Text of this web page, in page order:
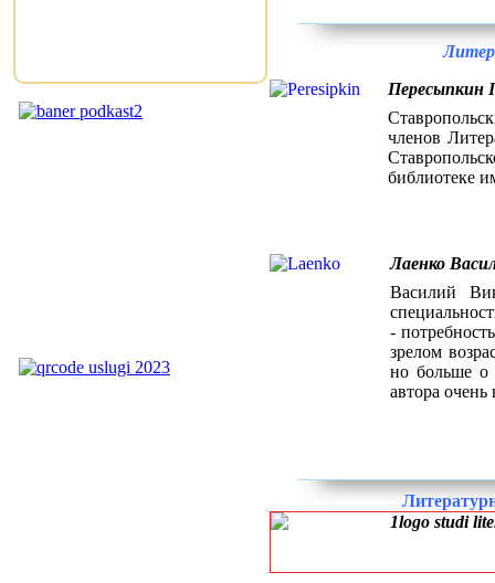
Пересыпкин
членов
библиотеке
Лаенко
Василий
-
зрелом
но больше о
автора